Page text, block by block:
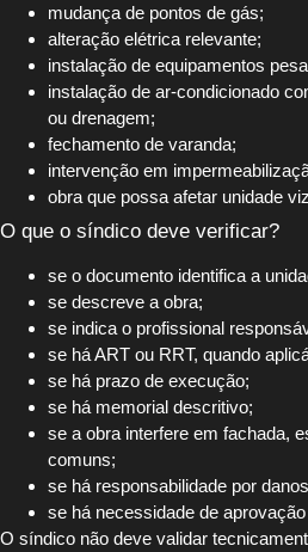
mudança de pontos de gás;
alteração elétrica relevante;
instalação de equipamentos
instalação de ar-condicionado
ou drenagem;
fechamento de varanda;
intervenção em
obra que possa afetar unidade
O que o síndico deve verificar?
se o documento identifica a
se descreve a obra;
se indica o profissional
se há ART ou RRT, quando
se há prazo de execução;
se há memorial descritivo;
se a obra interfere em fachada,
comuns;
se há responsabilidade por
se há necessidade de
O síndico não deve validar